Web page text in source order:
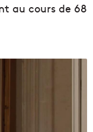
au cours de 68